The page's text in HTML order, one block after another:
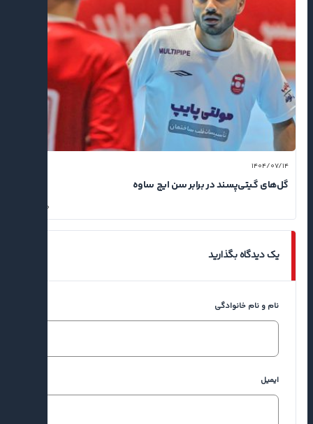
۱۴۰۴/۰۷/۱۴
گل‌های گیتی‌پسند در برابر سن ایچ ساوه
۰
یک دیدگاه بگذارید
نام و نام خانوادگی
ایمیل